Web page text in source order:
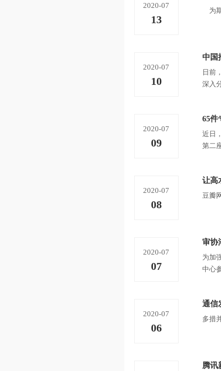
2020-07
13
为期
2020-07
10
中国
日前
深入
2020-07
09
65件
近日
第二
2020-07
08
让高
豆瓣
2020-07
07
审协
为加
中心
2020-07
06
通信
多措
腾讯